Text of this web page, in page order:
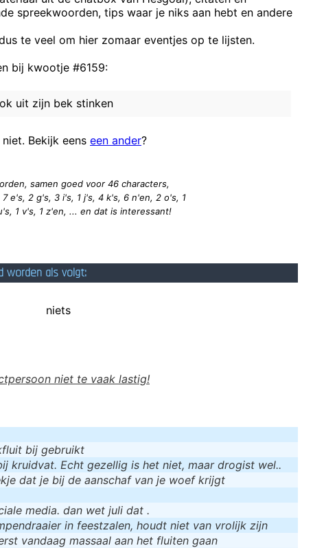
Ja, jij doet het helemaal fout en ik maar een heel klein
Henk is
Heeft u ooit een
Benzema staat
men minder gerichte informatie vindt, is de vraag naar seksualiteit
spreekwoorden, tips waar je niks aan hebt en andere
te veel om hier zomaar eventjes op te lijsten.
bij kwootje #6159:
uit zijn bek stinken
Bekijk eens een ander?
samen goed voor 46 characters,
7 e's, 2 g's, 3 i's, 1 j's, 4 k's, 6 n'en, 2 o's, 1
1 v's, 1 z'en, ... en dat is interessant!
worden als volgt:
niets
niet te vaak lastig!
bij gebruikt
kruidvat. Echt gezellig is het niet, maar drogist wel..
dat je bij de aanschaf van je woef krijgt
media. dan wet juli dat .
in feestzalen, houdt niet van vrolijk zijn
vandaag massaal aan het fluiten gaan